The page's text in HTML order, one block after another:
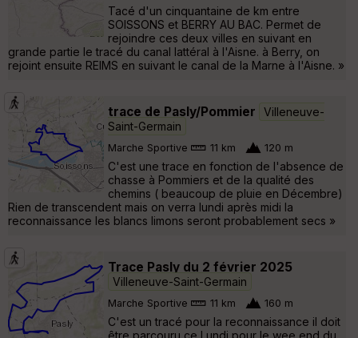
Tacé d'un cinquantaine de km entre
SOISSONS et BERRY AU BAC. Permet de
rejoindre ces deux villes en suivant en
grande partie le tracé du canal lattéral à l'Aisne. à Berry, on
rejoint ensuite REIMS en suivant le canal de la Marne à l'Aisne. »
trace de Pasly/Pommier
Villeneuve-
Saint-Germain
Marche Sportive 11 km 120 m
C'est une trace en fonction de l'absence de
chasse à Pommiers et de la qualité des
chemins ( beaucoup de pluie en Décembre)
Rien de transcendent mais on verra lundi après midi la
reconnaissance les blancs limons seront probablement secs »
Trace Pasly du 2 février 2025
Villeneuve-Saint-Germain
Marche Sportive 11 km 160 m
C'est un tracé pour la reconnaissance il doit
être parcouru ce Lundi pour le wee end du